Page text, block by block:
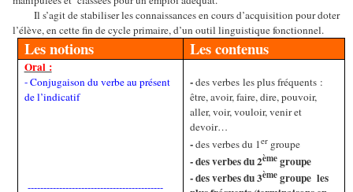
Il s’agit de stabiliser les connaissances en cours d’acquisition pour doter
l’élève, en cette fin de cycle primaire, d’un outil linguistique fonctionnel.
Les notions Les contenus
Oral :
- Conjugaison du verbe au présent
de l’indicatif
-------------------------------------------
-des verbes les plus fréquents :
être, avoir, faire, dire, pouvoir,
aller, voir, vouloir, venir et
devoir…
-des verbes du 1ergroupe
- des verbes du 2èmegroupe
- des verbes du 3èmegroupe les